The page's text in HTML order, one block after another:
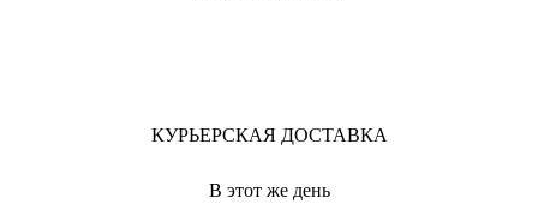
КУРЬЕРСКАЯ ДОСТАВКА
В этот же день